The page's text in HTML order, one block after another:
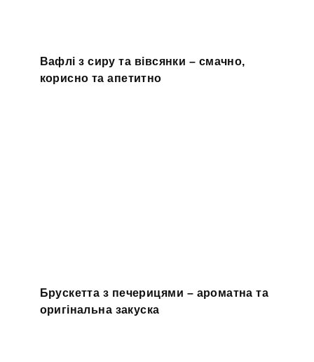
Вафлі з сиру та вівсянки – смачно,
корисно та апетитно
Брускетта з печерицями – ароматна та
оригінальна закуска